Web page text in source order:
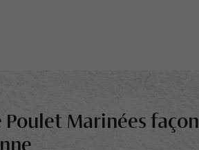
Poulet Marinées façon